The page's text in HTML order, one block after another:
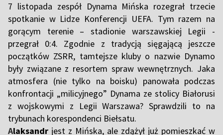
7 listopada zespół Dynama Mińska rozegrał trzecie
spotkanie w Lidze Konferencji UEFA. Tym razem na
gorącym terenie – stadionie warszawskiej Legii -
przegrał 0:4. Zgodnie z tradycją sięgającą jeszcze
początków ZSRR, tamtejsze kluby o nazwie Dynamo
były związane z resortem spraw wewnętrznych. Jaka
atmosfera (nie tylko na boisku) panowała podczas
konfrontacji „milicyjnego” Dynama ze stolicy Białorusi
z wojskowymi z Legii Warszawa? Sprawdzili to na
trybunach korespondenci Biełsatu.
Alaksandr jest z Mińska, ale zdążył już pomieszkać w